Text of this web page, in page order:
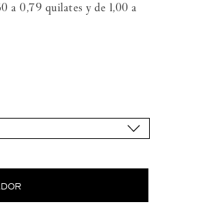
a 0,79 quilates y de 1,00 a